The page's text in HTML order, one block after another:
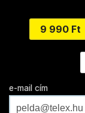
9 990 Ft
e-mail cím